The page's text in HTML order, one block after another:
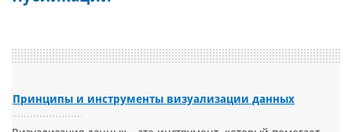
Принципы и инструменты визуализации данных